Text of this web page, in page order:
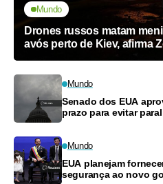
Mundo
Drones russos matam
avós perto de Kiev, afirma
Mundo
Senado dos EUA
prazo para evitar
Mundo
EUA planejam
segurança ao novo